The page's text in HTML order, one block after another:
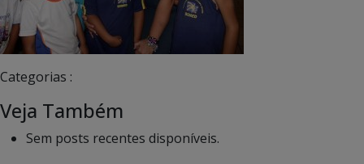
Categorias :
Veja Também
Sem posts recentes disponíveis.